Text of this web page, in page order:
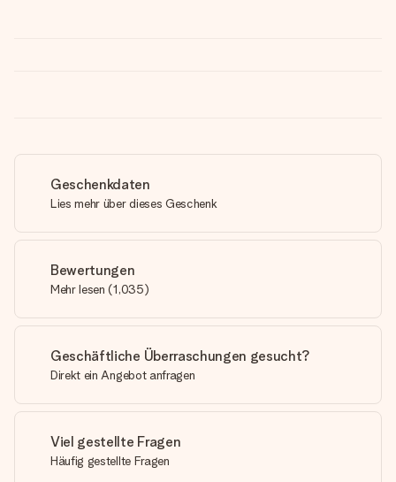
Geschenkdaten
Lies mehr über dieses Geschenk
Bewertungen
Mehr lesen (1,035)
Geschäftliche Überraschungen gesucht?
Direkt ein Angebot anfragen
Viel gestellte Fragen
Häufig gestellte Fragen